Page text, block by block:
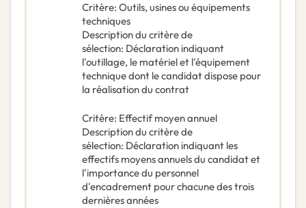
Critère: Outils, usines ou équipements
techniques
Description du critère de
sélection: Déclaration indiquant
l'outillage, le matériel et l'équipement
technique dont le candidat dispose pour
la réalisation du contrat
Critère: Effectif moyen annuel
Description du critère de
sélection: Déclaration indiquant les
effectifs moyens annuels du candidat et
l'importance du personnel
d'encadrement pour chacune des trois
dernières années